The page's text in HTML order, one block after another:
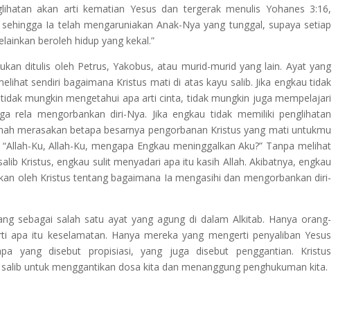
akan arti kematian Yesus dan tergerak menulis Yohanes 3:16,
Ia telah mengaruniakan Anak-Nya yang tunggal, supaya setiap
beroleh hidup yang kekal.”
ditulis oleh Petrus, Yakobus, atau murid-murid yang lain. Ayat yang
sendiri bagaimana Kristus mati di atas kayu salib. Jika engkau tidak
mungkin mengetahui apa arti cinta, tidak mungkin juga mempelajari
rela mengorbankan diri-Nya. Jika engkau tidak memiliki penglihatan
merasakan betapa besarnya pengorbanan Kristus yang mati untukmu
Ku, Allah-Ku, mengapa Engkau meninggalkan Aku?” Tanpa melihat
Kristus, engkau sulit menyadari apa itu kasih Allah. Akibatnya, engkau
oleh Kristus tentang bagaimana Ia mengasihi dan mengorbankan diri-
sebagai salah satu ayat yang agung di dalam Alkitab. Hanya orang-
apa itu keselamatan. Hanya mereka yang mengerti penyaliban Yesus
yang disebut propisiasi, yang juga disebut penggantian. Kristus
untuk menggantikan dosa kita dan menanggung penghukuman kita.